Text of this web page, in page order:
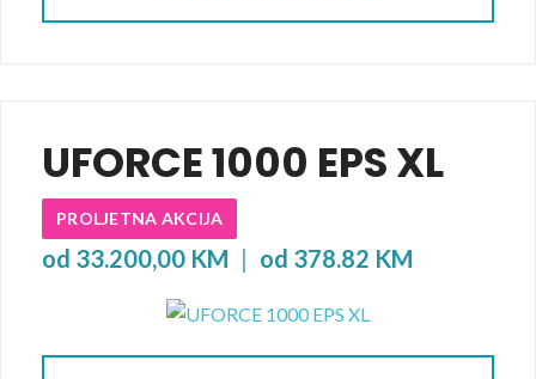
UFORCE 1000 EPS XL
PROLJETNA AKCIJA
od 33.200,00 KM | od 378.82 KM